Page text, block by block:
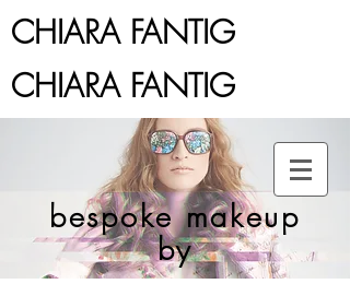
CHIARA FANTIG
CHIARA FANTIG
bespoke makeup
by